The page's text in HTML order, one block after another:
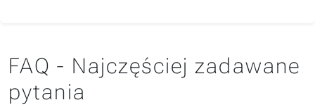
FAQ - Najczęściej zadawane
pytania